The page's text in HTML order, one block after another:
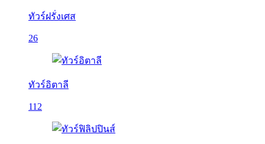
ทัวร์ฝรั่งเศส
26
ทัวร์อิตาลี
112